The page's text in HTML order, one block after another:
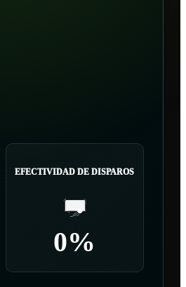
EFECTIVIDAD DE DISPAROS
0%